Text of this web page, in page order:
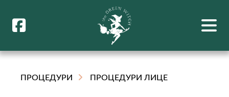
ПРОЦЕДУРИ ПРОЦЕДУРИ ЛИЦЕ